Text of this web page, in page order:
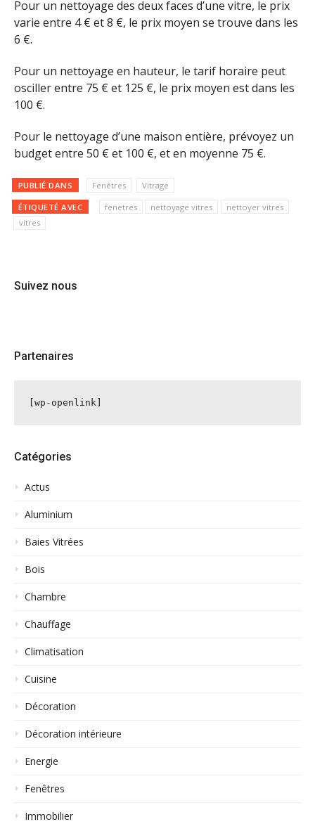
Pour un nettoyage des deux faces d’une vitre, le prix
varie entre 4 € et 8 €, le prix moyen se trouve dans les
6 €.
Pour un nettoyage en hauteur, le tarif horaire peut
osciller entre 75 € et 125 €, le prix moyen est dans les
100 €.
Pour le nettoyage d’une maison entière, prévoyez un
budget entre 50 € et 100 €, et en moyenne 75 €.
PUBLIÉ DANS Fenêtres Vitrage
ÉTIQUETÉ AVEC fenetres nettoyage vitres
nettoyer vitres
vitres
Suivez nous
Partenaires
[wp-openlink]
Catégories
Actus
Aluminium
Baies Vitrées
Bois
Chambre
Chauffage
Climatisation
Cuisine
Décoration
Décoration intérieure
Energie
Fenêtres
Immobilier